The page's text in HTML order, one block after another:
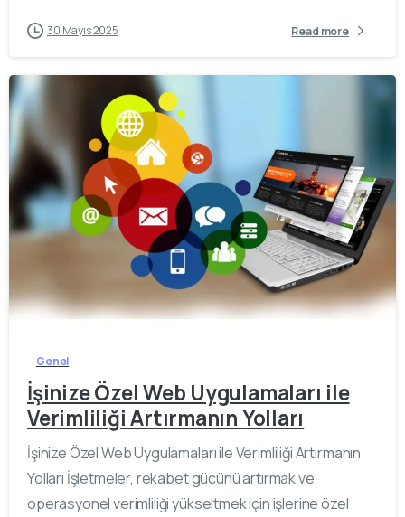
30 Mayıs 2025 Read more
0 -
Genel
İşinize Özel Web Uygulamaları ile
Verimliliği Artırmanın Yolları
İşinize Özel Web Uygulamaları ile Verimliliği Artırmanın
Yolları İşletmeler, rekabet gücünü artırmak ve
operasyonel verimliliği yükseltmek için işlerine özel